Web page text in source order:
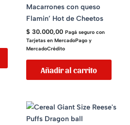
Macarrones con queso
Flamin’ Hot de Cheetos
$ 30.000,00 Pagá seguro con
Tarjetas en MercadoPago y
MercadoCrédito
Añadir al carrito